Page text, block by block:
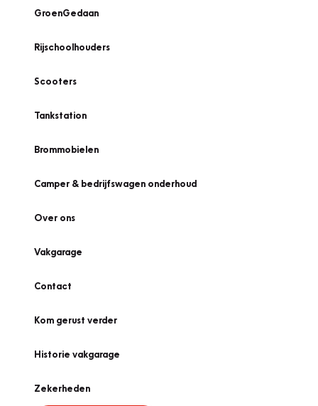
GroenGedaan
Rijschoolhouders
Scooters
Tankstation
Brommobielen
Camper & bedrijfswagen onderhoud
Over ons
Vakgarage
Contact
Kom gerust verder
Historie vakgarage
Zekerheden